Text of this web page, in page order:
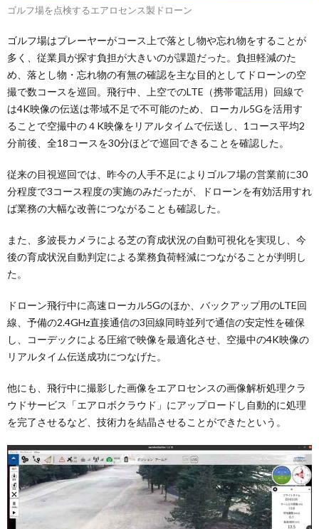
ゴルフ場を点検するエアロセンス製ドローン
ゴルフ場はプレーヤーがコース上で落とし物や忘れ物をすることが
多く、従業員が探す負担が大きいのが課題だった。負担軽減のた
め、落とし物・忘れ物の有無の確認を主な目的としてドローンの空
撮で数コースを巡回。飛行中、上空でのLTE（携帯電話用）回線で
は4K映像の伝送は帯域不足で不可能のため、ローカル5Gを活用す
ることで空撮中の４K映像をリアルタイムで伝送し、1コース平均2
分前後、全18コースを30分ほどで巡回できることを確認した。
従来の目視巡回では、昨今の人手不足によりゴルフ場の営業前に30
分程度で3コース程度の実施のみだったが、ドローンを有効活用すれ
ば業務の大幅な改善につながることも確認した。
また、多波長カメラによる芝の育成状況の自動可視化を実現し、今
後の育成状況自動判定による業務負荷軽減につながることが判明し
た。
ドローン飛行中に高速ローカル5Gのほか、バックアップ用のLTE回
線、予備の2.4GHz直接通信の3回線同時並列で通信の安定性を確保
し、コーデックによる圧縮で映像を最適化させ、空撮中の4K映像の
リアルタイム伝送成功につなげた。
他にも、飛行中に撮影した画像をエアロセンスの画像解析処理クラ
ウドサービス「エアロボクラウド」にアップロードし自動的に処理
を完了させるなど、技術力を結晶させることができたという。